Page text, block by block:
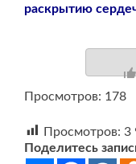
раскрытию
Просмотров: 178
Просмотров: 3
Поделитесь